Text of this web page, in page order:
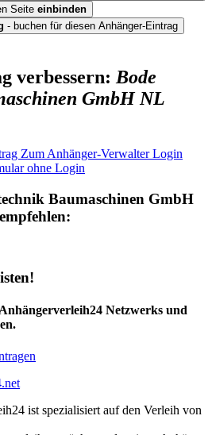
Seite einbinden
- buchen für diesen Anhänger-Eintrag
verbessern: Bode
GmbH NL
Zum Anhänger-Verwalter Login
ohne Login
Baumaschinen GmbH
Netzwerks und
ist spezialisiert auf den Verleih von